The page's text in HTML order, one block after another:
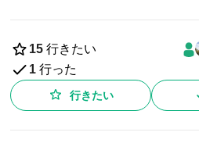
15 行きたい
1 行った
行きたい